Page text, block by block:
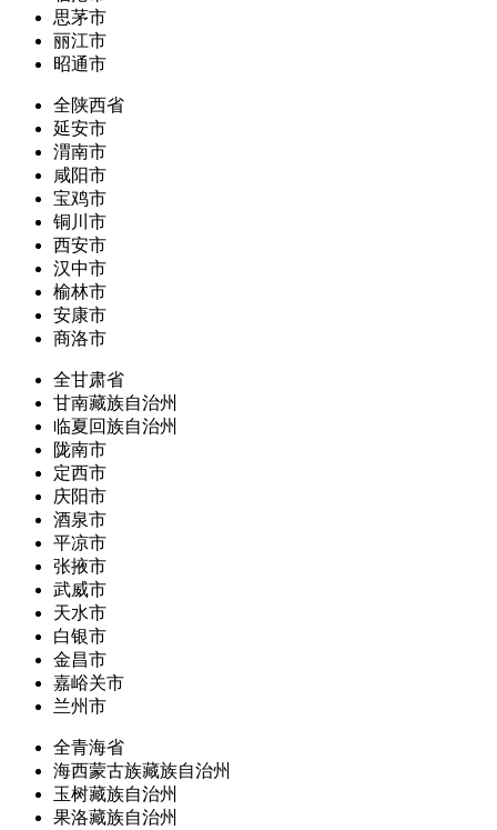
思茅市
丽江市
昭通市
全陕西省
延安市
渭南市
咸阳市
宝鸡市
铜川市
西安市
汉中市
榆林市
安康市
商洛市
全甘肃省
甘南藏族自治州
临夏回族自治州
陇南市
定西市
庆阳市
酒泉市
平凉市
张掖市
武威市
天水市
白银市
金昌市
嘉峪关市
兰州市
全青海省
海西蒙古族藏族自治州
玉树藏族自治州
果洛藏族自治州